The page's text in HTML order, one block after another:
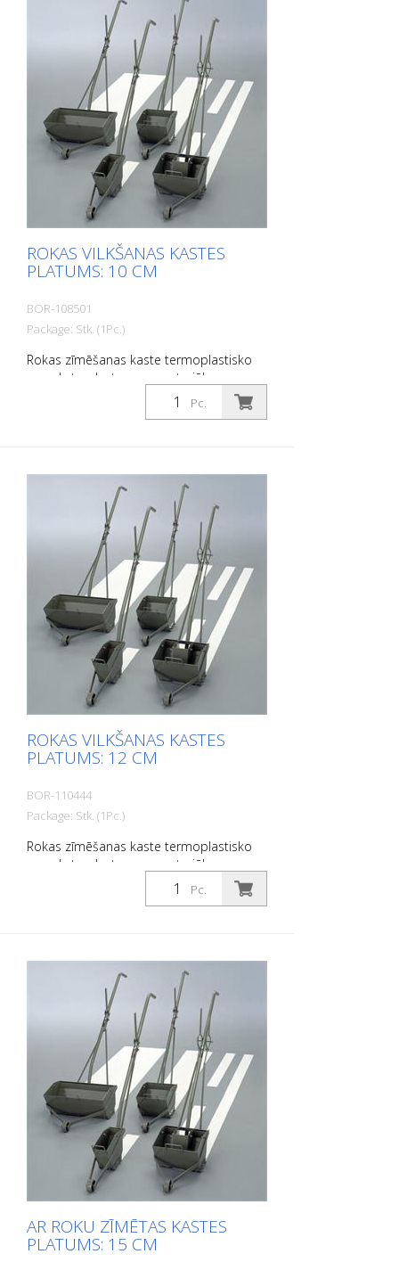
milimetrs un platums 200 milimetri.
Borum® LineEraser ir kompakts un viegli
manevrējams. Griešanas galvu, kas
aprīkota ar trim nažiem, darbina dubulta
siksna. - Lai noņemtu plānus slāņus
(piemēram, aukstās krāsas marķējumus),
izmantojiet 48 asmeņu karbīda nazi. -
Biezāku slāņu (piemēram, termoplastikas)
noņemšanai izmantojiet 24 tapu karbīda
nazi. Darba platums: līdz 25 cm (10 collas)
Dzinējs: Briggs & Stratton, 13,5 ZS (10 Kw).
Komplektā ietilpst galva ar 3 x 24 tapu
ROKAS VILKŠANAS KASTES
PLATUMS: 10 CM
BOR-108501
Package: Stk. (1Pc.)
Rokas zīmēšanas kaste termoplastisko
un auksto plastmasas materiālu
uzklāšanai. Platums: 10 cm
Pc.
ROKAS VILKŠANAS KASTES
PLATUMS: 12 CM
BOR-110444
Package: Stk. (1Pc.)
Rokas zīmēšanas kaste termoplastisko
un auksto plastmasas materiālu
uzklāšanai. Platums: 12 cm
Pc.
AR ROKU ZĪMĒTAS KASTES
PLATUMS: 15 CM